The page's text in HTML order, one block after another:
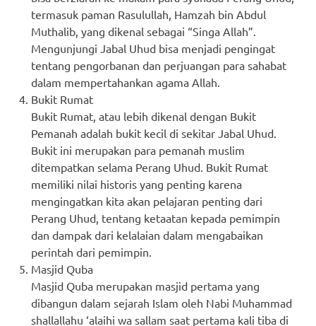
termasuk paman Rasulullah, Hamzah bin Abdul
Muthalib, yang dikenal sebagai “Singa Allah”.
Mengunjungi Jabal Uhud bisa menjadi pengingat
tentang pengorbanan dan perjuangan para sahabat
dalam mempertahankan agama Allah.
Bukit Rumat
Bukit Rumat, atau lebih dikenal dengan Bukit
Pemanah adalah bukit kecil di sekitar Jabal Uhud.
Bukit ini merupakan para pemanah muslim
ditempatkan selama Perang Uhud. Bukit Rumat
memiliki nilai historis yang penting karena
mengingatkan kita akan pelajaran penting dari
Perang Uhud, tentang ketaatan kepada pemimpin
dan dampak dari kelalaian dalam mengabaikan
perintah dari pemimpin.
Masjid Quba
Masjid Quba merupakan masjid pertama yang
dibangun dalam sejarah Islam oleh Nabi Muhammad
shallallahu ‘alaihi wa sallam saat pertama kali tiba di